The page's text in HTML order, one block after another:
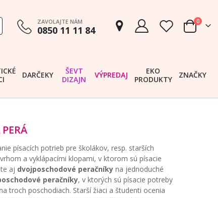
ZAVOLAJTE NÁM
0850 11 11 84 Cart
0
DARČEKY
ŠEVT
DIZAJN
VÝPREDAJ
EKO
PRODUKTY
ZNAČKY
písacích potrieb pre školákov, resp. starších
a vyklápacími klopami, v ktorom sú písacie
aj dvojposchodové peračníky na jednoduché
peračníky, v ktorých sú písacie potreby
troch poschodiach. Starší žiaci a študenti ocenia